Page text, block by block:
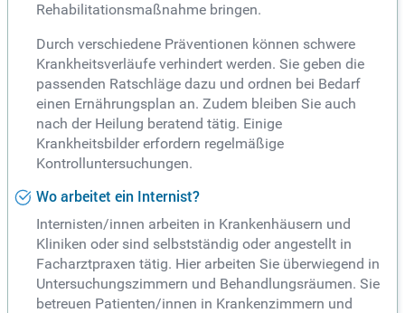
Rehabilitationsmaßnahme bringen.
Durch verschiedene Präventionen können schwere
Krankheitsverläufe verhindert werden. Sie geben die
passenden Ratschläge dazu und ordnen bei Bedarf
einen Ernährungsplan an. Zudem bleiben Sie auch
nach der Heilung beratend tätig. Einige
Krankheitsbilder erfordern regelmäßige
Kontrolluntersuchungen.
Wo arbeitet ein Internist?
Internisten/innen arbeiten in Krankenhäusern und
Kliniken oder sind selbstständig oder angestellt in
Facharztpraxen tätig. Hier arbeiten Sie überwiegend in
Untersuchungszimmern und Behandlungsräumen. Sie
betreuen Patienten/innen in Krankenzimmern und